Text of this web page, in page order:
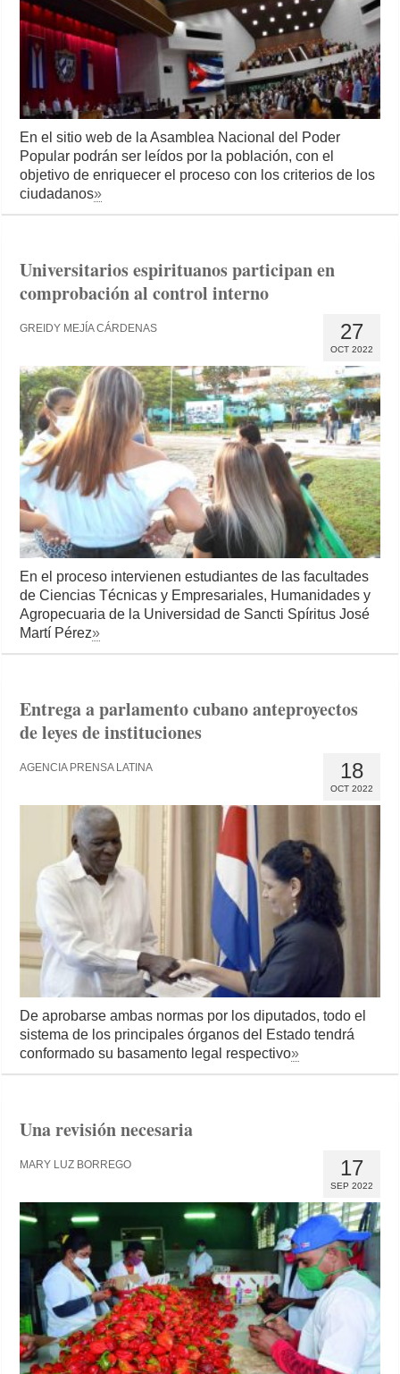
En el sitio web de la Asamblea Nacional del Poder
Popular podrán ser leídos por la población, con el
objetivo de enriquecer el proceso con los criterios de los
ciudadanos»
Universitarios espirituanos participan en
comprobación al control interno
27
OCT 2022
GREIDY MEJÍA CÁRDENAS
En el proceso intervienen estudiantes de las facultades
de Ciencias Técnicas y Empresariales, Humanidades y
Agropecuaria de la Universidad de Sancti Spíritus José
Martí Pérez»
Entrega a parlamento cubano anteproyectos
de leyes de instituciones
18
OCT 2022
AGENCIA PRENSA LATINA
De aprobarse ambas normas por los diputados, todo el
sistema de los principales órganos del Estado tendrá
conformado su basamento legal respectivo»
Una revisión necesaria
17
SEP 2022
MARY LUZ BORREGO